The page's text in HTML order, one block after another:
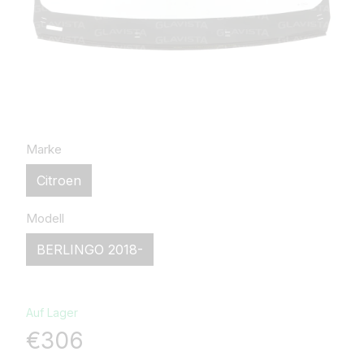
Marke
Citroen
Modell
BERLINGO 2018-
Auf Lager
€306